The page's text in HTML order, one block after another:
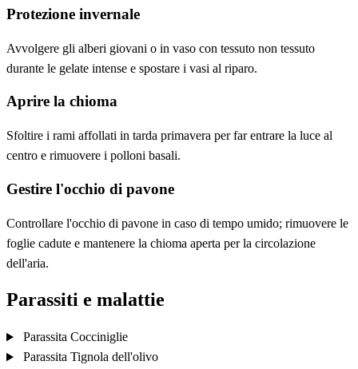
Protezione invernale
Avvolgere gli alberi giovani o in vaso con tessuto non tessuto
durante le gelate intense e spostare i vasi al riparo.
Aprire la chioma
Sfoltire i rami affollati in tarda primavera per far entrare la luce al
centro e rimuovere i polloni basali.
Gestire l'occhio di pavone
Controllare l'occhio di pavone in caso di tempo umido; rimuovere le
foglie cadute e mantenere la chioma aperta per la circolazione
dell'aria.
Parassiti e malattie
Parassita Cocciniglie
Parassita Tignola dell'olivo